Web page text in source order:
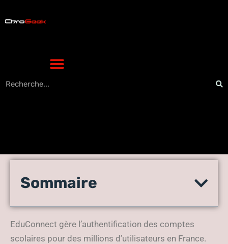
Primot : la connexion avec
comment faire ?
Sommaire
EduConnect gère l’authentification des comptes
scolaires pour des millions d’utilisateurs en France.